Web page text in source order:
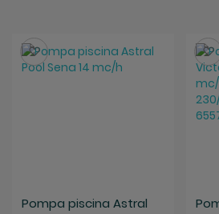
Pompa piscina Astral
Salveaza